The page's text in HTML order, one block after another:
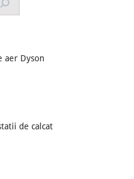
aer Dyson
de calcat